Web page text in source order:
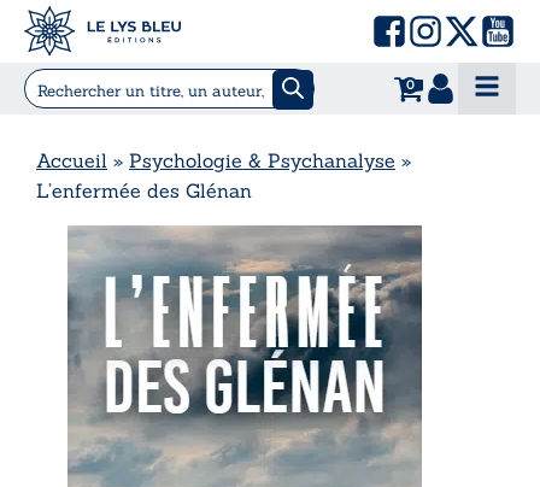
0
Accueil » Psychologie & Psychanalyse »
L’enfermée des Glénan